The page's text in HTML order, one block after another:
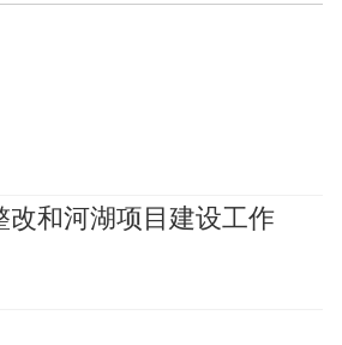
和河湖项目建设工作